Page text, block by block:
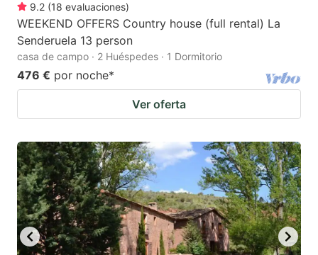
9.2 (18 evaluaciones)
WEEKEND OFFERS Country house (full rental) La
Senderuela 13 person
casa de campo · 2 Huéspedes · 1 Dormitorio
476 € por noche*
Ver oferta